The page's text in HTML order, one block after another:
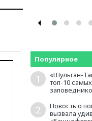
Популярное
1
«Шульган-
топ-10
2
Новость о
вызвала